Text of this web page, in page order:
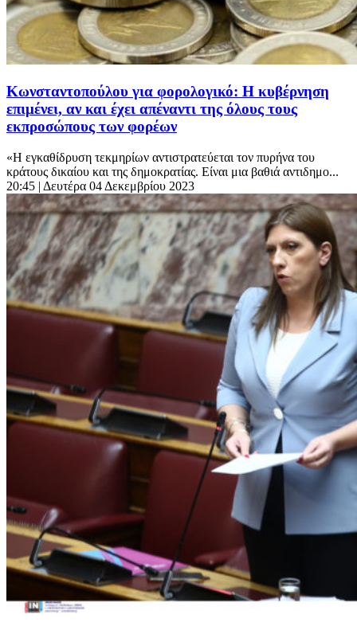
Κωνσταντοπούλου για φορολογικό: Η κυβέρνηση
επιμένει, αν και έχει απέναντι της όλους τους
εκπροσώπους των φορέων
«Η εγκαθίδρυση τεκμηρίων αντιστρατεύεται τον πυρήνα του
κράτους δικαίου και της δημοκρατίας. Είναι μια βαθιά αντιδημο...
20:45 | Δευτέρα 04 Δεκεμβρίου 2023